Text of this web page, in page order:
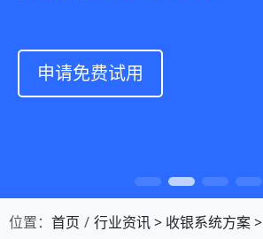
申请免费试用
申请免费试用
申请免费试用
申请免费试用
位置： 首页 行业资讯> 收银系统方案>